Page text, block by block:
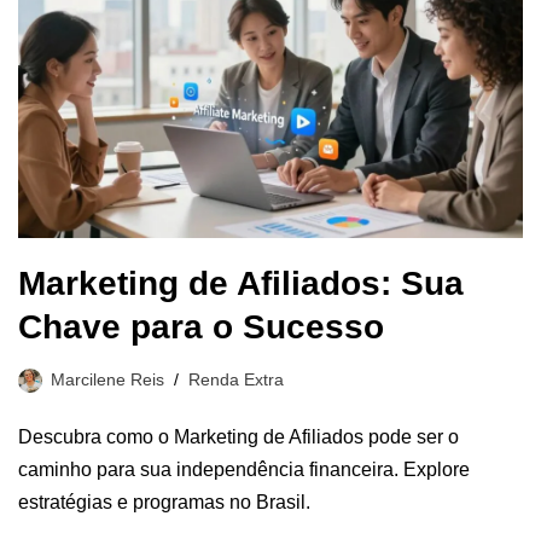
Marketing de Afiliados: Sua
Chave para o Sucesso
Marcilene Reis Renda Extra
Descubra como o Marketing de Afiliados pode ser o
caminho para sua independência financeira. Explore
estratégias e programas no Brasil.